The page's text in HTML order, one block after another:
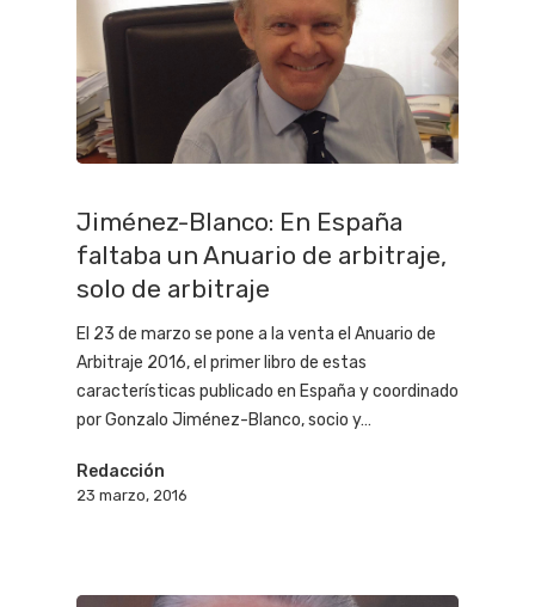
Jiménez-Blanco: En España
faltaba un Anuario de arbitraje,
solo de arbitraje
El 23 de marzo se pone a la venta el Anuario de
Arbitraje 2016, el primer libro de estas
características publicado en España y coordinado
por Gonzalo Jiménez-Blanco, socio y…
Redacción
23 marzo, 2016